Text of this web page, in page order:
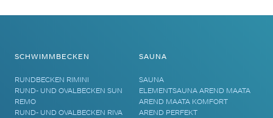
SCHWIMMBECKEN
RUNDBECKEN RIMINI
RUND- UND OVALBECKEN SUN
REMO
RUND- UND OVALBECKEN RIVA
SAUNA
SAUNA
ELEMENTSAUNA AREND MAATA
AREND MAATA KOMFORT
AREND PERFEKT